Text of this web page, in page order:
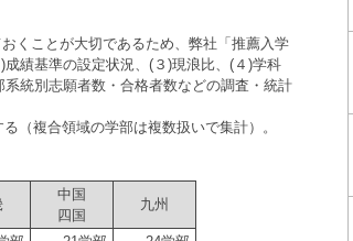
くことが大切であるため、弊社「推薦入学
績基準の設定状況、(３)現浪比、(４)学科
統別志願者数・合格者数などの調査・統計
（複合領域の学部は複数扱いで集計）。
中国
四国
九州